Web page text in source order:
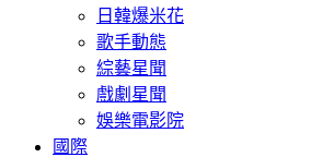
日韓爆米花
歌手動態
綜藝星聞
戲劇星聞
娛樂電影院
國際